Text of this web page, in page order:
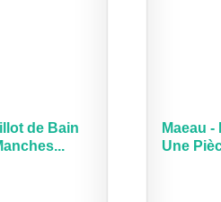
de Bain
Maeau
Une